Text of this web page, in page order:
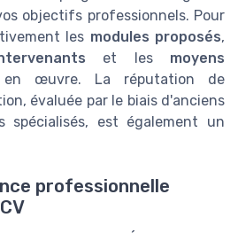
objectifs professionnels. Pour
les modules proposés,
et les moyens
œuvre. La réputation de
évaluée par le biais d'anciens
spécialisés, est également un
professionnelle